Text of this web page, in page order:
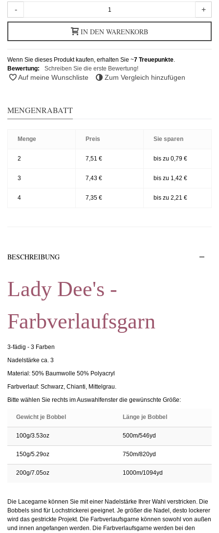
- +
IN DEN WARENKORB
Wenn Sie dieses Produkt kaufen, erhalten Sie ~7 Treuepunkte.
Bewertung:
Schreiben Sie die erste Bewertung!
Auf meine Wunschliste Zum Vergleich hinzufügen
MENGENRABATT
Menge Preis Sie sparen
2 7,51 € bis zu 0,79 €
3 7,43 € bis zu 1,42 €
4 7,35 € bis zu 2,21 €
BESCHREIBUNG
Lady Dee's -
Farbverlaufsgarn
3-fädig - 3 Farben
Nadelstärke ca. 3
Material: 50% Baumwolle 50% Polyacryl
Farbverlauf: Schwarz, Chianti, Mittelgrau.
Bitte wählen Sie rechts im Auswahlfenster die gewünschte Größe:
Gewicht je Bobbel Länge je Bobbel
100g/3.53oz 500m/546yd
150g/5.29oz 750m/820yd
200g/7.05oz 1000m/1094yd
Die Lacegarne können Sie mit einer Nadelstärke Ihrer Wahl verstricken. Die
Bobbels sind für Lochstrickerei geeignet. Je größer die Nadel, desto lockerer
wird das gestrickte Projekt. Die Farbverlaufsgarne können sowohl von außen
und innen angefangen werden. Die Farbverlaufsgarne werden bei den